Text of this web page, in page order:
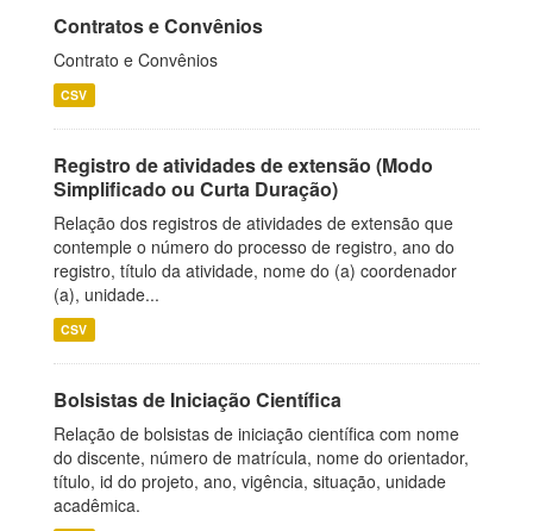
Contratos e Convênios
Contrato e Convênios
CSV
Registro de atividades de extensão (Modo
Simplificado ou Curta Duração)
Relação dos registros de atividades de extensão que
contemple o número do processo de registro, ano do
registro, título da atividade, nome do (a) coordenador
(a), unidade...
CSV
Bolsistas de Iniciação Científica
Relação de bolsistas de iniciação científica com nome
do discente, número de matrícula, nome do orientador,
título, id do projeto, ano, vigência, situação, unidade
acadêmica.